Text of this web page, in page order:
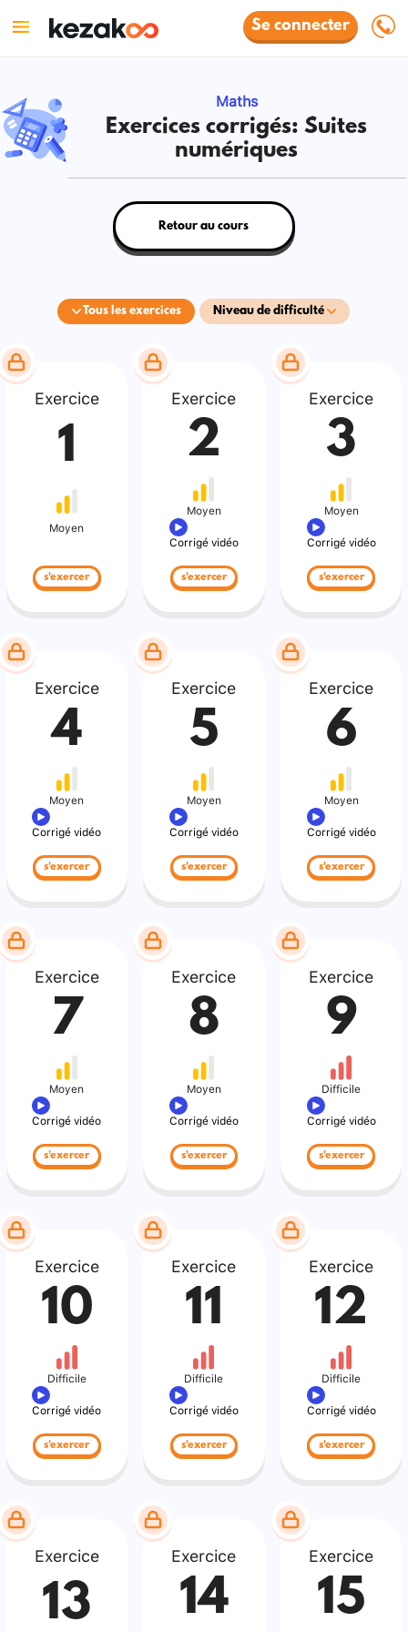
Se connecter
Maths
Exercices corrigés: Suites
numériques
Tous les exercices Niveau de difficulté
Retour au cours
Exercice
1
Moyen
s'exercer
Exercice
2
Moyen
Corrigé vidéo
s'exercer
Exercice
3
Moyen
Corrigé vidéo
s'exercer
Exercice
4
Moyen
Corrigé vidéo
s'exercer
Exercice
5
Moyen
Corrigé vidéo
s'exercer
Exercice
6
Moyen
Corrigé vidéo
s'exercer
Exercice
7
Moyen
Corrigé vidéo
s'exercer
Exercice
8
Moyen
Corrigé vidéo
s'exercer
Exercice
9
Difficile
Corrigé vidéo
s'exercer
Exercice
10
Difficile
Corrigé vidéo
s'exercer
Exercice
11
Difficile
Corrigé vidéo
s'exercer
Exercice
12
Difficile
Corrigé vidéo
s'exercer
Exercice
13
Exercice
14
Exercice
15